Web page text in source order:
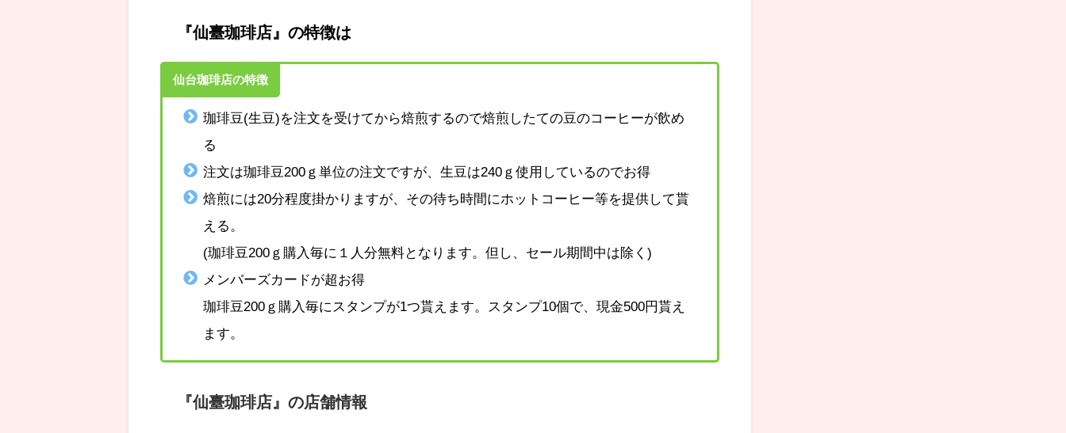
『仙臺珈琲店』 の特徴は
仙台珈琲店の特徴
珈琲豆(生豆)を注文を受けてから焙煎するので焙煎したての豆のコーヒーが飲め
る
注文は珈琲豆200ｇ単位の注文ですが、生豆は240ｇ使用しているのでお得
焙煎には20分程度掛かりますが、その待ち時間にホットコーヒー等を提供して貰
える。
(珈琲豆200ｇ購入毎に１人分無料となります。但し、セール期間中は除く)
メンバーズカードが超お得
珈琲豆200ｇ購入毎にスタンプが1つ貰えます。スタンプ10個で、現金500円貰え
ます。
『仙臺珈琲店』の店舗情報